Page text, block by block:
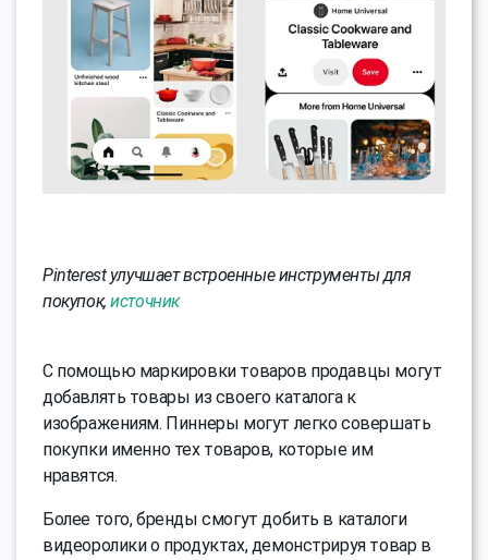
Pinterest улучшает встроенные инструменты для
покупок,источник
С помощью маркировки товаров продавцы могут
добавлять товары из своего каталога к
изображениям. Пиннеры могут легко совершать
покупки именно тех товаров, которые им
нравятся.
Более того, бренды смогут добить в каталоги
видеоролики о продуктах, демонстрируя товар в